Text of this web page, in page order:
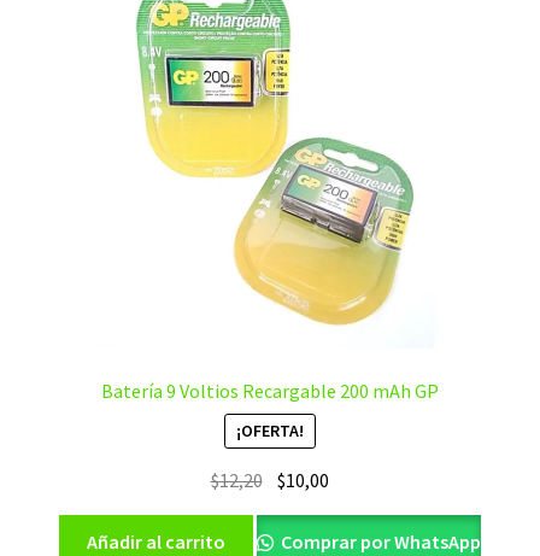
Batería 9 Voltios Recargable 200 mAh GP
¡OFERTA!
$12,20 El
precio
original
$10,00
precio
actual
Añadir al carrito Comprar por WhatsApp